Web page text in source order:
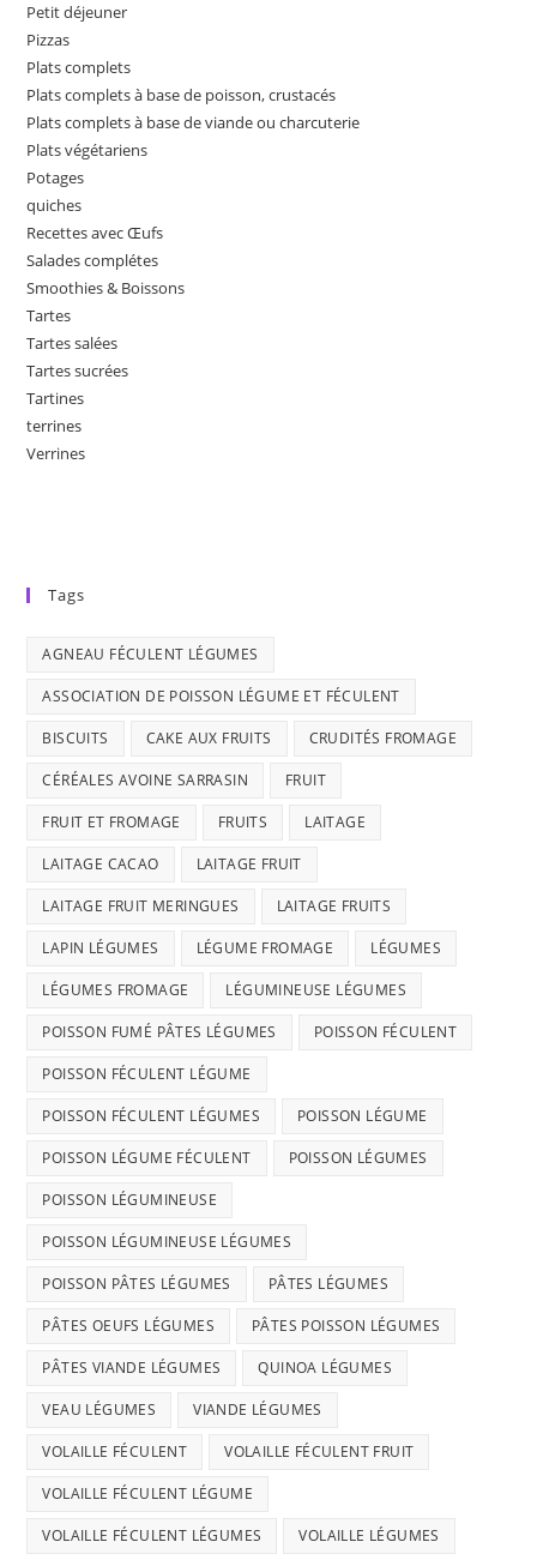
Petit déjeuner
Pizzas
Plats complets
Plats complets à base de poisson, crustacés
Plats complets à base de viande ou charcuterie
Plats végétariens
Potages
quiches
Recettes avec Œufs
Salades complétes
Smoothies & Boissons
Tartes
Tartes salées
Tartes sucrées
Tartines
terrines
Verrines
Tags
AGNEAU FÉCULENT LÉGUMES
ASSOCIATION DE POISSON LÉGUME ET FÉCULENT
BISCUITS CAKE AUX FRUITS CRUDITÉS FROMAGE
CÉRÉALES AVOINE SARRASIN FRUIT
FRUIT ET FROMAGE FRUITS LAITAGE
LAITAGE CACAO LAITAGE FRUIT
LAITAGE FRUIT MERINGUES LAITAGE FRUITS
LAPIN LÉGUMES LÉGUME FROMAGE LÉGUMES
LÉGUMES FROMAGE LÉGUMINEUSE LÉGUMES
POISSON FUMÉ PÂTES LÉGUMES POISSON FÉCULENT
POISSON FÉCULENT LÉGUME
POISSON FÉCULENT LÉGUMES POISSON LÉGUME
POISSON LÉGUME FÉCULENT POISSON LÉGUMES
POISSON LÉGUMINEUSE
POISSON LÉGUMINEUSE LÉGUMES
POISSON PÂTES LÉGUMES PÂTES LÉGUMES
PÂTES OEUFS LÉGUMES PÂTES POISSON LÉGUMES
PÂTES VIANDE LÉGUMES QUINOA LÉGUMES
VEAU LÉGUMES VIANDE LÉGUMES
VOLAILLE FÉCULENT VOLAILLE FÉCULENT FRUIT
VOLAILLE FÉCULENT LÉGUME
VOLAILLE FÉCULENT LÉGUMES VOLAILLE LÉGUMES